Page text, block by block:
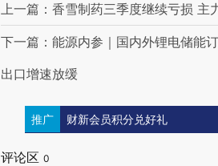
上一篇：香雪制药三季度继续亏损 主
下一篇：能源内参｜国内外锂电储能
出口增速放缓
推广 财新会员积分兑好礼
评论区 0